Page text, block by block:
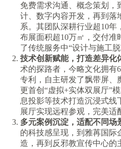
免费需求沟通、概念策划，
计、数字内容开发，再到落
系。其团队深耕行业超10年
布展面积超10万㎡，交付准
了传统服务中“设计与施工脱
技术创新赋能，打造差异化
术的探路者，今略文化拥有
专利，自主研发了飘带屏、
更首创“虚拟+实体双展厅”
息投影等技术打造沉浸式线
展厅实现远程参观，完美适
多元案例沉淀，适配不同场
的科技感呈现，到雅苒国际
造，再到反邪教宣传中心的